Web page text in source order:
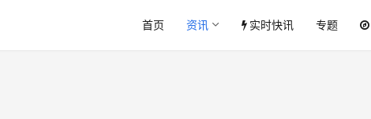
首页 资讯 实时快讯 专题